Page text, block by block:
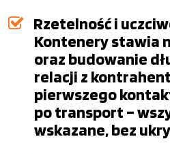
Rzetelność i
Kontenery stawia
oraz budowanie
relacji z
pierwszego
po transport –
wskazane, bez